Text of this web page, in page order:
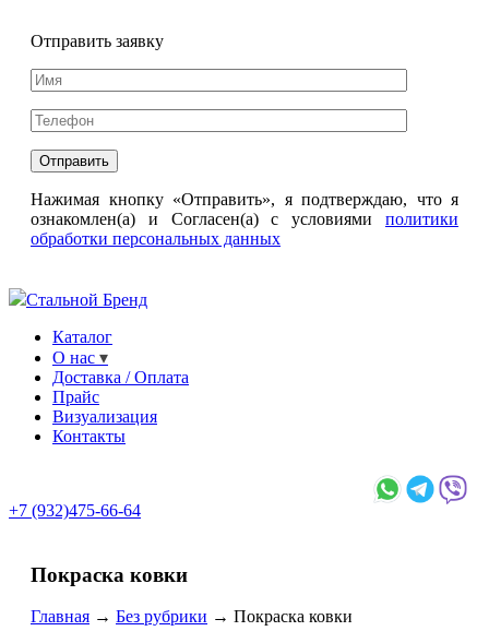
Отправить заявку
Нажимая кнопку «Отправить», я подтверждаю, что я
ознакомлен(а) и Согласен(а) с условиями политики
обработки персональных данных
Стальной Бренд
Каталог
О нас
Доставка / Оплата
Прайс
Визуализация
Контакты
+7 (932)475-66-64
Покраска ковки
Главная → Без рубрики → Покраска ковки